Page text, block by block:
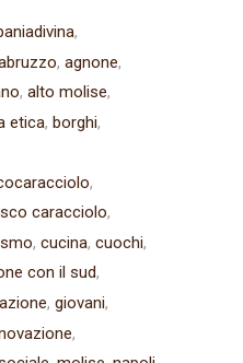
agnone
alto molise
etica borghi
caracciolo
cucina cuochi
con il sud
giovani